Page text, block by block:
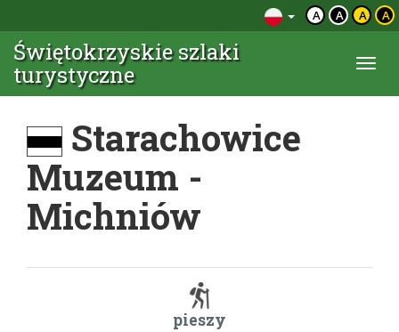
A A A A
Świętokrzyskie szlaki
turystyczne
Starachowice
Muzeum -
Michniów
pieszy